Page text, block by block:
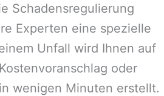
Schadensregulierung
Experten eine spezielle
Unfall wird Ihnen auf
oder
wenigen Minuten erstellt.